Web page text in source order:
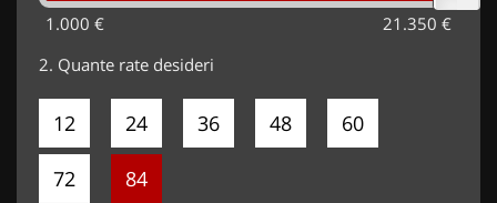
1.000 € 21.350 €
2. Quante rate desideri
12 24 36 48 60
72 84